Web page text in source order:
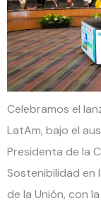
Celebramos el
LatAm, bajo el
Presidenta de la
Sostenibilidad en
de la Unión, con